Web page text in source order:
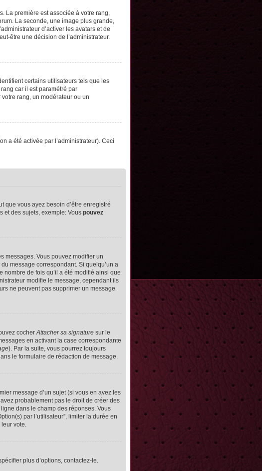
La première est associée à votre rang,
La seconde, une image plus grande,
d’activer les avatars et de
être une décision de l’administrateur.
certains utilisateurs tels que les
car il est paramétré par
votre rang, un modérateur ou un
a été activée par l’administrateur). Ceci
que vous ayez besoin d’être enregistré
et des sujets, exemple: Vous pouvez
messages. Vous pouvez modifier un
du message correspondant. Si quelqu’un a
nombre de fois qu’il a été modifié ainsi que
modifie le message, cependant ils
ne peuvent pas supprimer un message
cocherAttacher sa signature sur le
en activant la case correspondante
). Par la suite, vous pourrez toujours
le formulaire de rédaction de message.
message d’un sujet (si vous en avez les
probablement pas le droit de créer des
dans le champ des réponses. Vous
par l’utilisateur”, limiter la durée en
leur vote.
plus d’options, contactez-le.